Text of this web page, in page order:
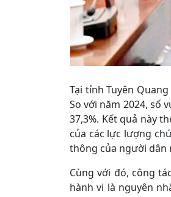
Tại tỉnh Tuyên
So với năm 2024, số
37,3%. Kết quả này
của các lực lượng
thông của người dân
Cùng với đó, công
hành vi là nguyên